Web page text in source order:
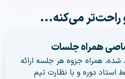
راحت‌تر می‌کنه...
همراه جلسات
همراه جزوه هر جلسه ارائه
دوره و با نظارت تیم